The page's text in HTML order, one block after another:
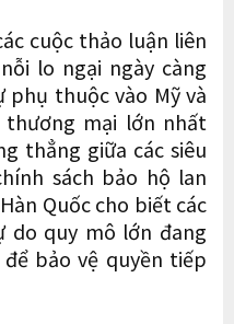
cuộc thảo luận liên
lo ngại ngày càng
phụ thuộc vào Mỹ và
thương mại lớn nhất
thẳng giữa các siêu
sách bảo hộ lan
Quốc cho biết các
do quy mô lớn đang
bảo vệ quyền tiếp